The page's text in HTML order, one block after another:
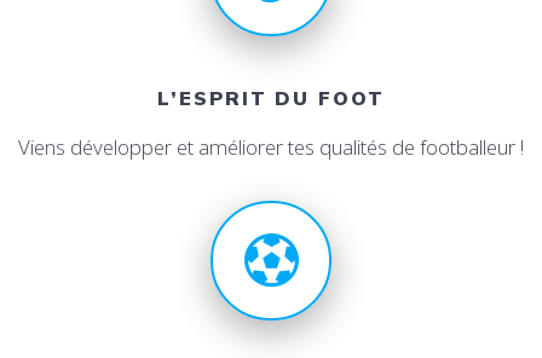
L’ESPRIT DU FOOT
Viens développer et améliorer tes qualités de footballeur !